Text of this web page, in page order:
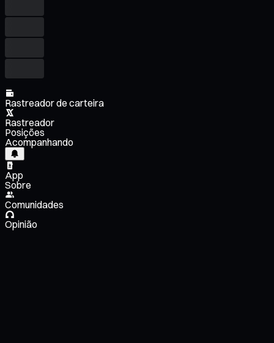
Rastreador de carteira
Rastreador
Posições
Acompanhando
App
Sobre
Comunidades
Opinião